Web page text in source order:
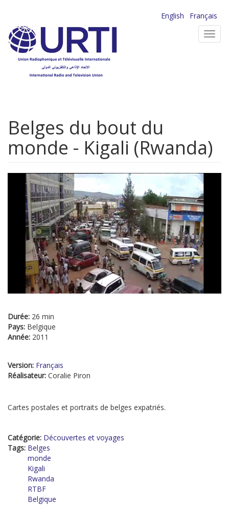
contenu
principal
English
Français
Belges du bout du
monde - Kigali (Rwanda)
Durée: 26 min
Pays: Belgique
Année: 2011
Version: Français
Réalisateur: Coralie Piron
Cartes postales et portraits de belges expatriés.
Catégorie: Découvertes et voyages
Tags: Belges
monde
Kigali
Rwanda
RTBF
Belgique